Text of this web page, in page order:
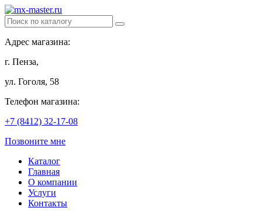
Адрес магазина:
г. Пенза,
ул. Гоголя, 58
Телефон магазина:
+7 (8412) 32-17-08
Позвоните мне
Каталог
Главная
О компании
Услуги
Контакты